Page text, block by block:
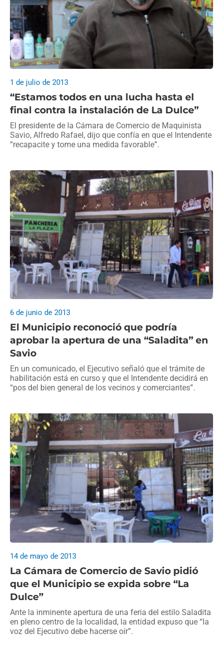
“Estamos todos en una lucha hasta el
final contra la instalación de La Dulce”
1 de julio de 2013
El presidente de la Cámara de Comercio de Maquinista
Savio, Alfredo Rafael, dijo que confía en que el Intendente
“recapacite y tome una medida favorable”.
El Municipio reconoció que podría
aprobar la apertura de una “Saladita” en
Savio
6 de junio de 2013
En un comunicado, el Ejecutivo señaló que el trámite de
habilitación está en curso y que el Intendente decidirá en
“pos del bien general de los vecinos y comerciantes”.
La Cámara de Comercio de Savio pidió
que el Municipio se expida sobre “La
Dulce”
14 de mayo de 2013
Ante la inminente apertura de una feria del estilo Saladita
en pleno centro de la localidad, la entidad expuso que “la
voz del Ejecutivo debe hacerse oír”.